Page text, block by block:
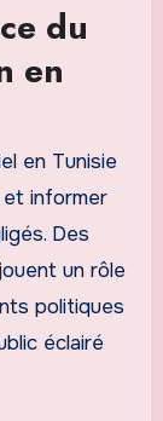
du
en
en Tunisie
informer
Des
un rôle
politiques
éclairé